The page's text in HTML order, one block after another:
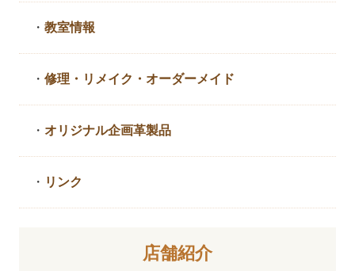
・教室情報
・修理・リメイク・ オーダーメイド
・ オリジナル企画革製品
・ リンク
店舗紹介